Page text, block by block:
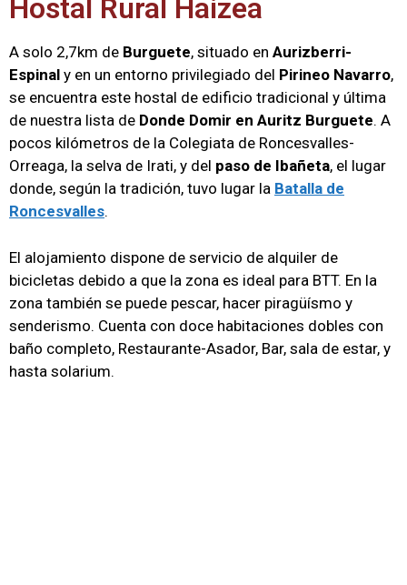
Hostal Rural Haizea
A solo 2,7km de Burguete, situado en Aurizberri-
Espinal y en un entorno privilegiado del Pirineo Navarro,
se encuentra este hostal de edificio tradicional y última
de nuestra lista de Donde Domir en Auritz Burguete. A
pocos kilómetros de la Colegiata de Roncesvalles-
Orreaga, la selva de Irati, y del paso de Ibañeta, el lugar
donde, según la tradición, tuvo lugar la Batalla de
Roncesvalles.
El alojamiento dispone de servicio de alquiler de
bicicletas debido a que la zona es ideal para BTT. En la
zona también se puede pescar, hacer piragüísmo y
senderismo. Cuenta con doce habitaciones dobles con
baño completo, Restaurante-Asador, Bar, sala de estar, y
hasta solarium.